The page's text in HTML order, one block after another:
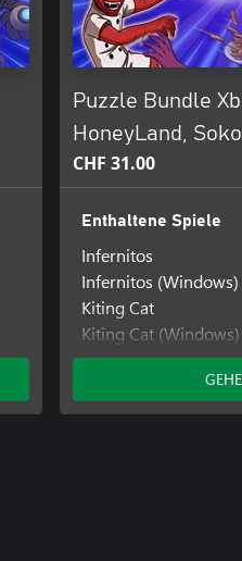
Puzzle Bundle
HoneyLand,
CHF 31.00
Enthaltene Spiele
Infernitos
Infernitos (Windows)
Kiting Cat
Kiting Cat (Windows)
Mimi the Cat: Mimi's
Mimi the Cat:
Sokolab